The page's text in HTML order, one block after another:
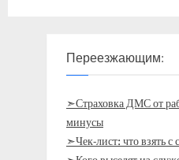
Переезжающим:
➣Страховка ДМС от
минусы
➣Чек-лист: что взять с